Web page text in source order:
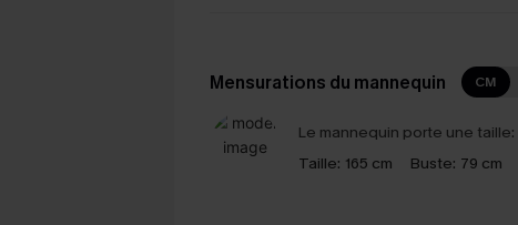
Mensurations du mannequin CM
Le mannequin porte une taille:
Taille: 165 cm Buste: 79 cm